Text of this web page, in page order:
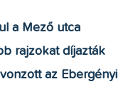
a Mező utca
rajzokat díjazták
az Ebergényi